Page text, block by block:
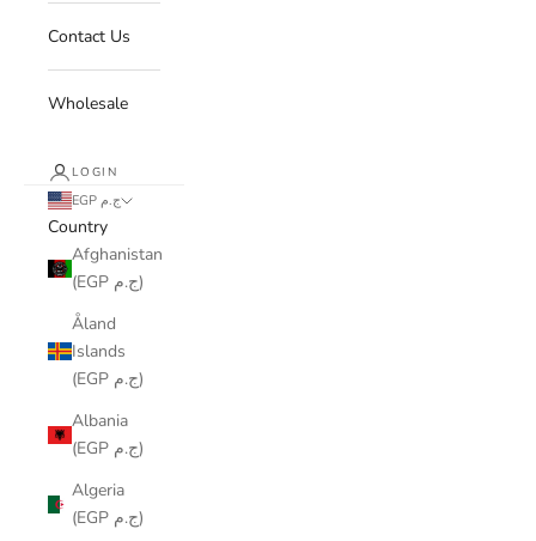
Contact Us
Wholesale
LOGIN
EGP ج.م
Country
Afghanistan
(EGP ج.م)
Åland
Islands
(EGP ج.م)
Albania
(EGP ج.م)
Algeria
(EGP ج.م)